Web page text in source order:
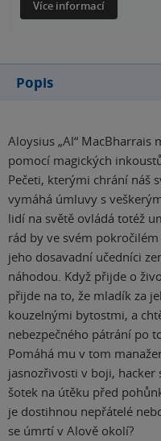
Více informací
Popis
Aloysius „Al“ MacBharrais
pomocí magických
Pečeti, kterými chrání náš
vymáhá úmluvy s
lidí na světě ovládá totéž
rád by ve svém
jeho dosavadní učedníci
náhodou. Když přijde o
přijde na to, že mladík za
kouzelnými bytostmi, a
nebezpečného pátrání po
Pomáhá mu v tom
jasnozřivosti v boji,
šotek na útěku před
je dostihnou nepřátelé
se úmrtí v Alově okolí?